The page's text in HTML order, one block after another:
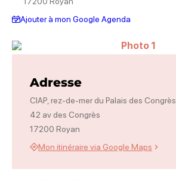
Ajouter à mon Google Agenda
Photo 1
Adresse
CIAP, rez-de-mer du Palais des Congrès
42 av des Congrès
17200 Royan
Mon itinéraire via Google Maps